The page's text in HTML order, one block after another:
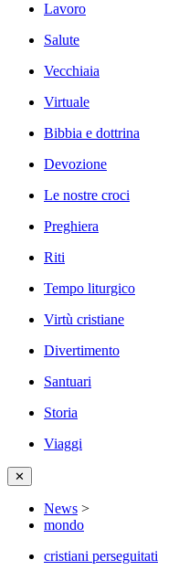
Lavoro
Salute
Vecchiaia
Virtuale
Bibbia e dottrina
Devozione
Le nostre croci
Preghiera
Riti
Tempo liturgico
Virtù cristiane
Divertimento
Santuari
Storia
Viaggi
✕
News >
mondo
cristiani perseguitati